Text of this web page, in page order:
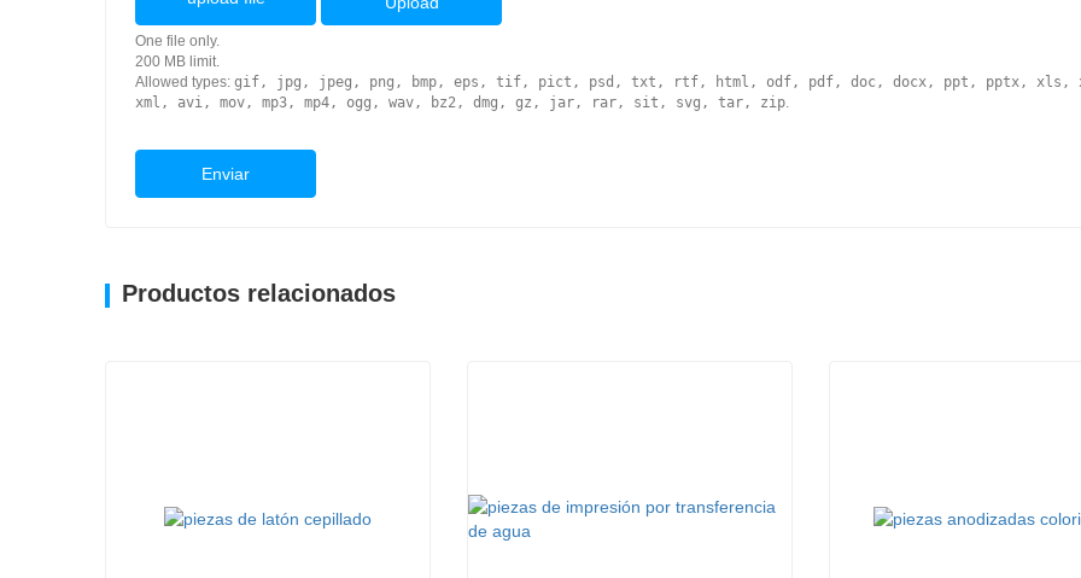
One file only.
200 MB limit.
Allowed types: gif, jpg, jpeg, png, bmp, eps, tif, pict, psd, txt, rtf, html, odf, pdf, doc, docx, ppt, pptx, xls,
xml, avi, mov, mp3, mp4, ogg, wav, bz2, dmg, gz, jar, rar, sit, svg, tar, zip.
Enviar
Productos relacionados